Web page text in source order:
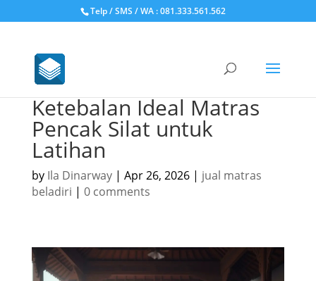
Telp / SMS / WA : 081.333.561.562
Ketebalan Ideal Matras
Pencak Silat untuk
Latihan
by Ila Dinarway| Apr 26, 2026| jual matras
beladiri | 0 comments